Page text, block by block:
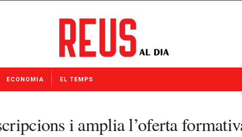
ECONOMIA EL TEMPS
i amplia l’oferta